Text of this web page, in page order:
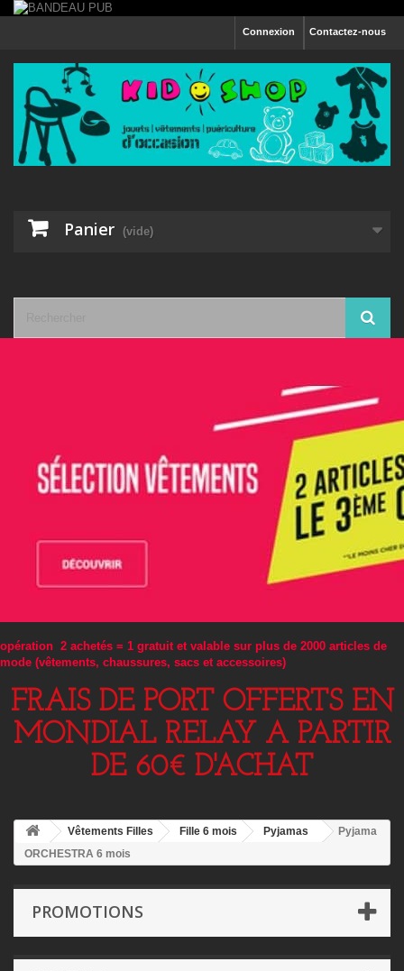
Contactez-nous
Connexion
Panier (vide)
opération 2 achetés = 1 gratuit et valable sur plus de 2000 articles de
mode (vêtements, chaussures, sacs et accessoires)
FRAIS DE PORT OFFERTS EN
MONDIAL RELAY A PARTIR
DE 60€ D'ACHAT
Vêtements Filles Fille 6 mois Pyjamas
Pyjama
ORCHESTRA 6 mois
PROMOTIONS